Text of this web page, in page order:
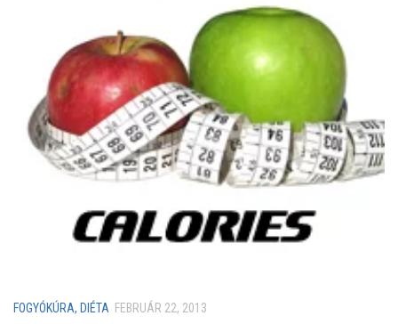
FOGYÓKÚRA, DIÉTA FEBRUÁR 22, 2013